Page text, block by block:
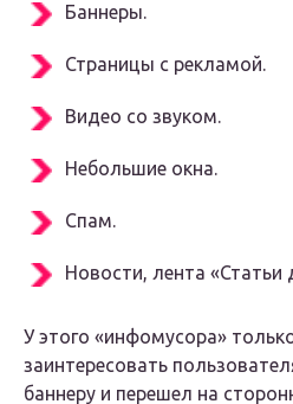
Баннеры.
Страницы с рекламой.
Видео со звуком.
Небольшие окна.
Спам.
Новости, лента «Статьи
У этого «инфомусора»
заинтересовать
баннеру и перешел на